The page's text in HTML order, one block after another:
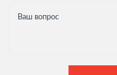
Ваш вопрос